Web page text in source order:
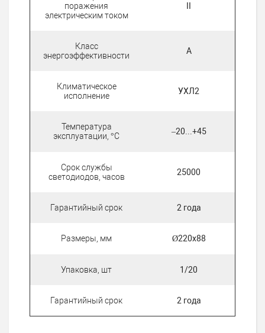
поражения
электрическим током
Класс
энергоэффективности
A
Климатическое
исполнение
УХЛ2
Температура
эксплуатации, °С
–20...+45
Срок службы
светодиодов, часов
25000
Гарантийный срок 2 года
Размеры, мм Ø220х88
Упаковка, шт 1/20
Гарантийный срок 2 года